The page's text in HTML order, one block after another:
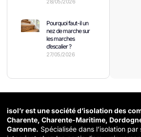
Pourquoi faut-il un
nez de marche sur
les marches
d’escalier ?
27/05/2026
isol’r est une société d’isolation des
Charente, Charente-Maritime,
Garonne. Spécialisée dans l’isolation par